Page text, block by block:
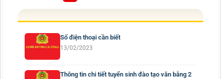
Số điện thoại cần biết
13/02/2023
Thông tin chi tiết tuyển sinh đào tạo văn bằng 2